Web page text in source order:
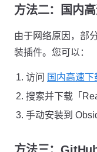
方法二：国内
由于网络原因，部
装插件。您可以：
访问 国内高速下
搜索并下载「
手动安装到